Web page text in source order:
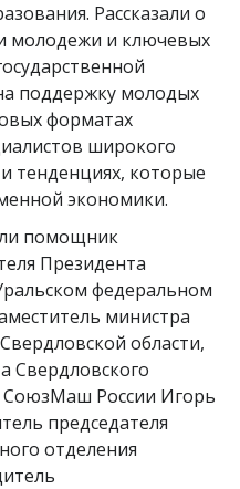
Рассказали о
молодежи и ключевых
поддержку молодых
форматах
широкого
тенденциях, которые
экономики.
помощник
Президента
федеральном
министра
области,
Свердловского
СоюзМаш России Игорь
председателя
отделения